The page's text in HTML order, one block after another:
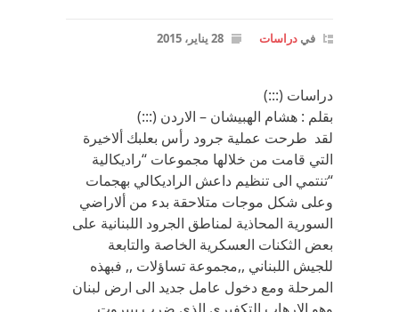
في دراسات 28 يناير، 2015
دراسات (:::)
بقلم : هشام الهبيشان – الاردن (:::)
لقد طرحت عملية جرود رأس بعلبك ألاخيرة
التي قامت من خلالها مجموعات “راديكالية
“تنتمي الى تنظيم داعش الراديكالي بهجمات
وعلى شكل موجات متلاحقة بدء من ألاراضي
السورية المحاذية لمناطق الجرود اللبنانية على
بعض الثكنات العسكرية الخاصة والتابعة
للجيش اللبناني ,,مجموعة تساؤلات ,, فبهذه
المرحلة ومع دخول عامل جديد الى ارض لبنان